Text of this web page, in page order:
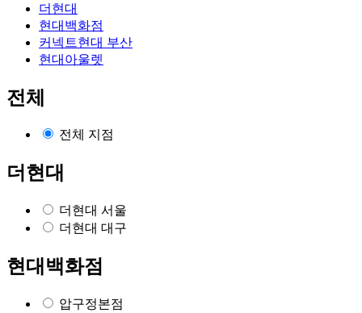
더현대
현대백화점
커넥트현대 부산
현대아울렛
전체
전체 지점
더현대
더현대 서울
더현대 대구
현대백화점
압구정본점